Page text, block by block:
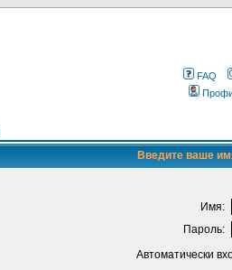
FAQ
Введите ваше
Имя:
Пароль:
Автоматически